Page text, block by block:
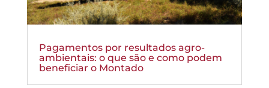
Pagamentos por resultados agro-
ambientais: o que são e como podem
beneficiar o Montado